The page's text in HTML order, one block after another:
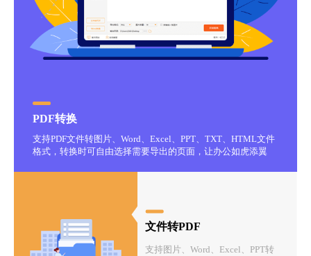
PDF转换
支持PDF文件转图片、Word、Excel、PPT、TXT、HTML文件
格式，转换时可自由选择需要导出的页面，让办公如虎添翼
文件转PDF
支持图片、Word、Excel、PPT转